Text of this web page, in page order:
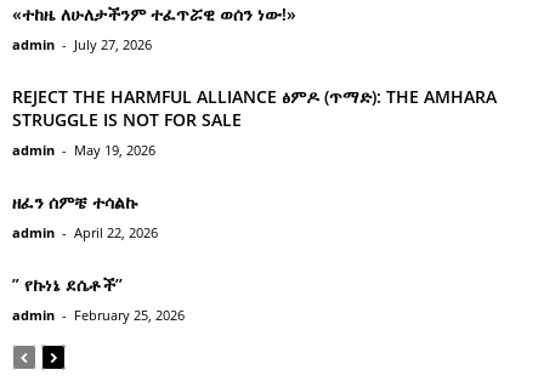
«ተከዜ ለሁለታችንም ተፈጥሯዊ ወሰን ነው!»
admin - July 27, 2026
REJECT THE HARMFUL ALLIANCE ፅምዶ (ጥማድ): THE AMHARA
STRUGGLE IS NOT FOR SALE
admin - May 19, 2026
ዘፈን ሰምቼ ተሳልኩ
admin - April 22, 2026
” የኩነኔ ደሴቶች’’
admin - February 25, 2026